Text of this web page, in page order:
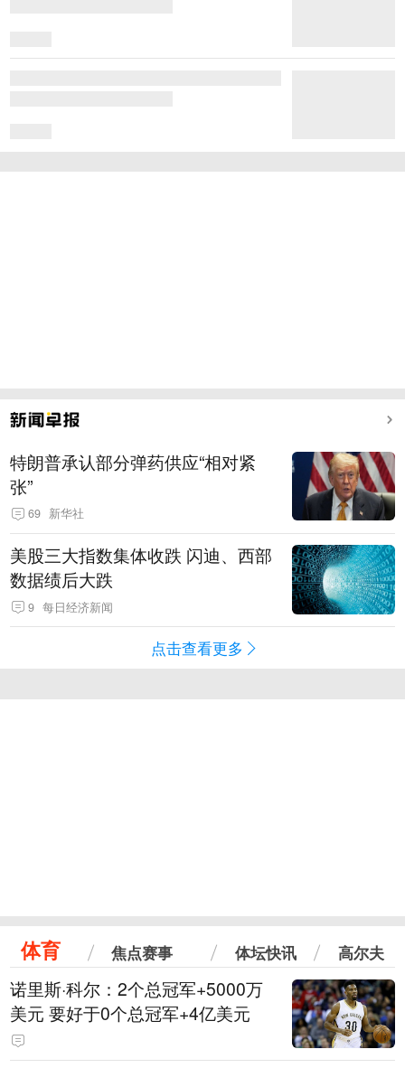
特朗普承认部分弹药供应“相对紧
张”
69 新华社
美股三大指数集体收跌 闪迪、西部
数据绩后大跌
9 每日经济新闻
点击查看更多
体育 焦点赛事 体坛快讯 高尔夫
诺里斯·科尔：2个总冠军+5000万
美元 要好于0个总冠军+4亿美元